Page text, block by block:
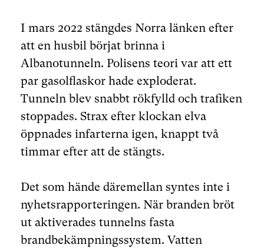
I mars 2022 stängdes Norra länken efter
att en husbil börjat brinna i
Albanotunneln. Polisens teori var att ett
par gasolflaskor hade exploderat.
Tunneln blev snabbt rökfylld och trafiken
stoppades. Strax efter klockan elva
öppnades infarterna igen, knappt två
timmar efter att de stängts.
Det som hände däremellan syntes inte i
nyhetsrapporteringen. När branden bröt
ut aktiverades tunnelns fasta
brandbekämpningssystem. Vatten